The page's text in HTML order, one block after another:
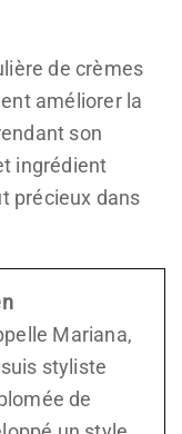
de crèmes
améliorer la
son
ingrédient
précieux dans
Mariana,
styliste
de